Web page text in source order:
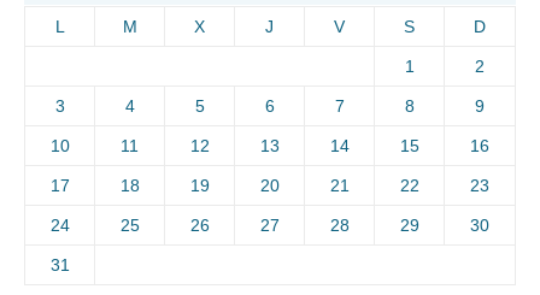
L M X J V S D
1 2
3 4 5 6 7 8 9
10 11 12 13 14 15 16
17 18 19 20 21 22 23
24 25 26 27 28 29 30
31